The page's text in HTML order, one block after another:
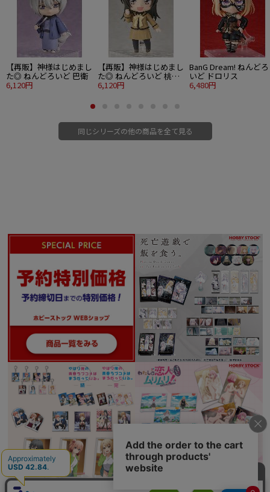
【再販】神様はじめまし
た◎ ねんどろいど 巴衛
6,120円
【再販】神様はじめまし
た◎ ねんどろいど 桃園
奈々生
6,120円
BanG Dream! ねんどろ
いど ドロリス
6,480円
同じシリーズの他の商品を全て見る